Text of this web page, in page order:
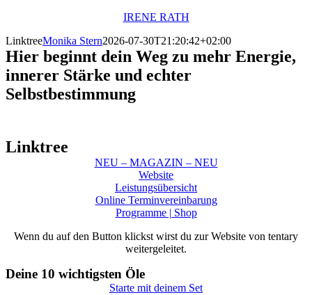
springen
IRENE RATH
LinktreeMonika Stern2026-07-30T21:20:42+02:00
Hier beginnt dein Weg zu mehr Energie,
innerer Stärke und echter
Selbstbestimmung
Linktree
NEU – MAGAZIN – NEU
Website
Leistungsübersicht
Online Terminvereinbarung
Programme | Shop
Wenn du auf den Button klickst wirst du zur Website von tentary
weitergeleitet.
Deine 10 wichtigsten Öle
Starte mit deinem Set